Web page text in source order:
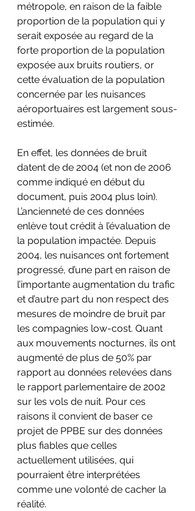
métropole, en raison de la faible
proportion de la population qui y
serait exposée au regard de la
forte proportion de la population
exposée aux bruits routiers, or
cette évaluation de la population
concernée par les nuisances
aéroportuaires est largement sous-
estimée.
En effet, les données de bruit
datent de de 2004 (et non de 2006
comme indiqué en début du
document, puis 2004 plus loin).
L’ancienneté de ces données
enlève tout crédit à l’évaluation de
la population impactée. Depuis
2004, les nuisances ont fortement
progressé, d’une part en raison de
l’importante augmentation du trafic
et d’autre part du non respect des
mesures de moindre de bruit par
les compagnies low-cost. Quant
aux mouvements nocturnes, ils ont
augmenté de plus de 50% par
rapport au données relevées dans
le rapport parlementaire de 2002
sur les vols de nuit. Pour ces
raisons il convient de baser ce
projet de PPBE sur des données
plus fiables que celles
actuellement utilisées, qui
pourraient être interprétées
comme une volonté de cacher la
réalité.